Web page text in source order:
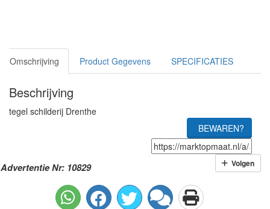
Omschrijving Product Gegevens SPECIFICATIES
Beschrijving
tegel schilderij Drenthe
BEWAREN?
Advertentie Nr: 10829 Volgen